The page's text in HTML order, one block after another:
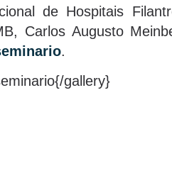
de Hospitais
Carlos Augusto
.
gallery}